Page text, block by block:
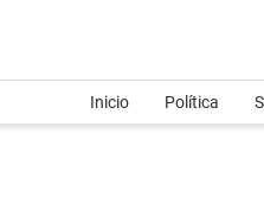
Inicio Política